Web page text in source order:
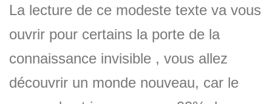
La lecture de ce modeste texte va vous
ouvrir pour certains la porte de la
connaissance invisible , vous allez
découvrir un monde nouveau, car le